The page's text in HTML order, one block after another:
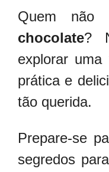
Quem
chocolate?
explorar uma
prática e
tão querida.
Prepare-se
segredos